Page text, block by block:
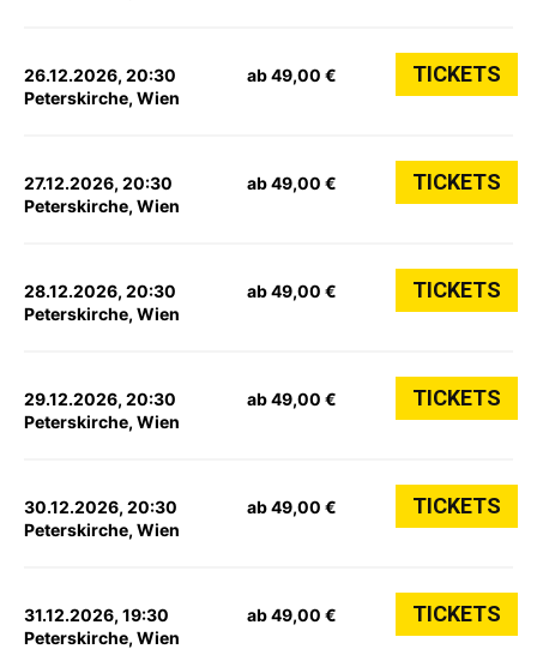
26.12.2026, 20:30
Peterskirche, Wien
ab 49,00 € TICKETS
27.12.2026, 20:30
Peterskirche, Wien
ab 49,00 € TICKETS
28.12.2026, 20:30
Peterskirche, Wien
ab 49,00 € TICKETS
29.12.2026, 20:30
Peterskirche, Wien
ab 49,00 € TICKETS
30.12.2026, 20:30
Peterskirche, Wien
ab 49,00 € TICKETS
31.12.2026, 19:30
Peterskirche, Wien
ab 49,00 € TICKETS